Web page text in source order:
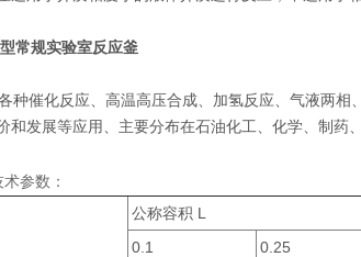
常规实验室反应釜
种催化反应、高温高压合成、加氢反应、气液两相
和发展等应用、主要分布在石油化工、化学、制药
参数：
公称容积 L
0.1
0.25